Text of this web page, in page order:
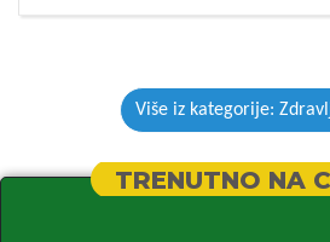
Više iz kategorije:
TRENUTNO NA